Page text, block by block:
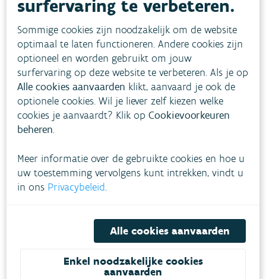
01/05 - 22/09
Zone voor langeafstandszwemmen, enkel voor
leden van de verantwoordelijke club
Geestige Put
Waregem
Zone voor langeafstandszwemmen, enkel voor
leden van de verantwoordelijke club
Opvolging waterkwaliteit
De VMM volgt bij alle erkende zwemlocaties de
waterkwaliteit nauwgezet op via wekelijkse of
surfervaring te verbeteren.
Sommige cookies zijn noodzakelijk om de website
optimaal te laten functioneren. Andere cookies zijn
optioneel en worden gebruikt om jouw
surfervaring op deze website te verbeteren. Als je op
Alle cookies aanvaarden klikt, aanvaard je ook de
optionele cookies. Wil je liever zelf kiezen welke
cookies je aanvaardt? Klik opCookievoorkeuren
beheren.
Meer informatie over de gebruikte cookies en hoe u
uw toestemming vervolgens kunt intrekken, vindt u
in ons Privacybeleid.
Alle cookies aanvaarden
Enkel noodzakelijke cookies
aanvaarden